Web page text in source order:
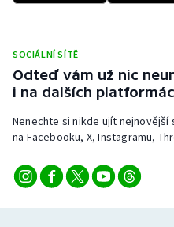
Triatlon
Veslování
Vodní slalom
Volejbal
Ostatní
SOCIÁLNÍ SÍTĚ
Odteď vám už nic
i na dalších
Nenechte si nikde ujít
na Facebooku, X, Instagramu,